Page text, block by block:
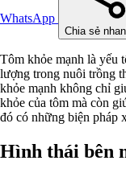
WhatsApp
Chia sẻ
Tôm khỏe mạnh là yếu
lượng trong nuôi trồng
khỏe mạnh không chỉ
khỏe của tôm mà còn
đó có những biện pháp
Hình thái bên